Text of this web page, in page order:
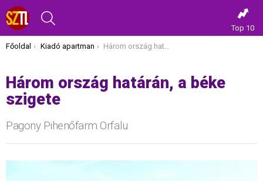
Top 10
Itt vagy most:
Főoldal Kiadó apartman Három ország határán, a béke szigete
Három ország határán, a béke
szigete
Pagony Pihenőfarm Orfalu